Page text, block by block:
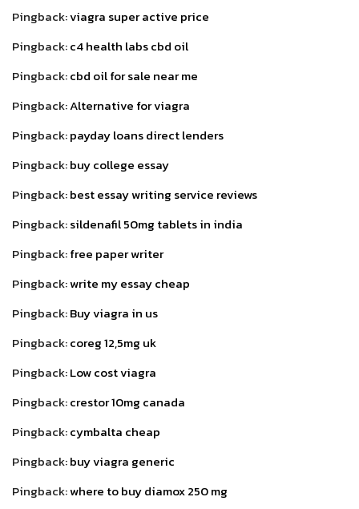
Pingback:viagra super active price
Pingback:c4 health labs cbd oil
Pingback:cbd oil for sale near me
Pingback:Alternative for viagra
Pingback:payday loans direct lenders
Pingback:buy college essay
Pingback:best essay writing service reviews
Pingback:sildenafil 50mg tablets in india
Pingback:free paper writer
Pingback:write my essay cheap
Pingback:Buy viagra in us
Pingback:coreg 12,5mg uk
Pingback:Low cost viagra
Pingback:crestor 10mg canada
Pingback:cymbalta cheap
Pingback:buy viagra generic
Pingback:where to buy diamox 250 mg